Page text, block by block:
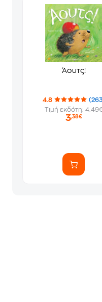
Άουτς!
4.8
Τιμή εκδότη:
3,38€